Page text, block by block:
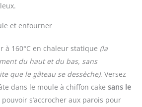
et enfourner
à 160°C en chaleur statique (la
du haut et du bas, sans
que le gâteau se dessèche). Versez
dans le moule à chiffon cake sans le
s’accrocher aux parois pour